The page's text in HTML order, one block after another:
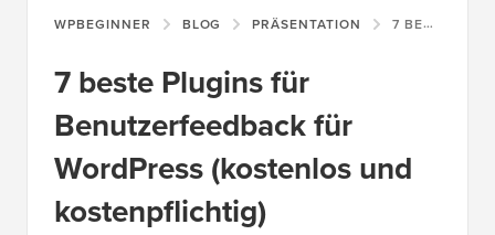
WPBEGINNER BLOG PRÄSENTATION 7 BESTE PLUGINS FÜR BENUTZERFEEDBACK FÜR WORDPRESS (KOSTENLOS UND KOSTENPFLICHTIG)
7 beste Plugins für
Benutzerfeedback für
WordPress (kostenlos und
kostenpflichtig)